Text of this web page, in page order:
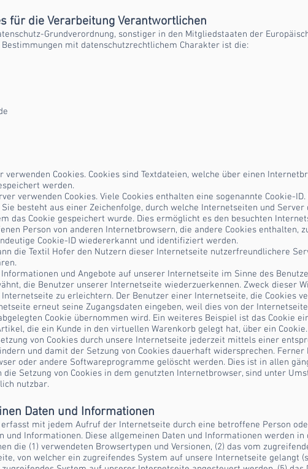
für die Verarbeitung Verantwortlichen
Grundverordnung, sonstiger in den Mitgliedstaaten der
mit datenschutzrechtlichem Charakter ist die:
verwenden Cookies. Cookies sind Textdateien, welche über einen
werden.
verwenden Cookies. Viele Cookies enthalten eine sogenannte Cookie-
Sie besteht aus einer Zeichenfolge, durch welche Internetseiten und
das Cookie gespeichert wurde. Dies ermöglicht es den besuchten
Person von anderen Internetbrowsern, die andere Cookies enthalten,
Cookie-ID wiedererkannt und identifiziert werden.
die Textil Hofer den Nutzern dieser Internetseite nutzerfreundlichere
und Angebote auf unserer Internetseite im Sinne des
die Benutzer unserer Internetseite wiederzuerkennen. Zweck dieser
zu erleichtern. Der Benutzer einer Internetseite, die Cookies
erneut seine Zugangsdaten eingeben, weil dies von der
Cookie übernommen wird. Ein weiteres Beispiel ist das Cookie
die ein Kunde in den virtuellen Warenkorb gelegt hat, über ein Cookie.
von Cookies durch unsere Internetseite jederzeit mittels einer
und damit der Setzung von Cookies dauerhaft widersprechen.
oder andere Softwareprogramme gelöscht werden. Dies ist in allen
Setzung von Cookies in dem genutzten Internetbrowser, sind unter
nutzbar.
Daten und Informationen
mit jedem Aufruf der Internetseite durch eine betroffene Person
und Informationen. Diese allgemeinen Daten und Informationen werden
die (1) verwendeten Browsertypen und Versionen, (2) das vom
von welcher ein zugreifendes System auf unsere Internetseite gelangt